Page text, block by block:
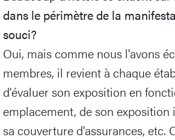
dans le périmètre de la
souci?
Oui, mais comme nous l'avons
membres, il revient à chaque
d'évaluer son exposition en
emplacement, de son exposition
sa couverture d'assurances, etc.